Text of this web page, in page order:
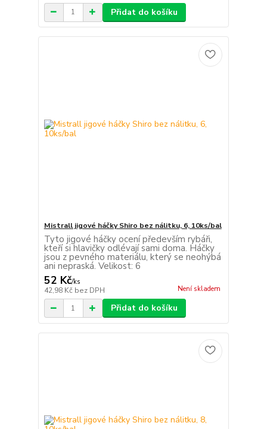
Přidat do košíku
Mistrall jigové háčky Shiro bez nálitku, 6, 10ks/bal
Tyto jigové háčky ocení především rybáři,
kteří si hlavičky odlévají sami doma. Háčky
jsou z pevného materiálu, který se neohýbá
ani nepraská. Velikost: 6
52 Kč/ks
42,98 Kč bez DPH Není skladem
Přidat do košíku